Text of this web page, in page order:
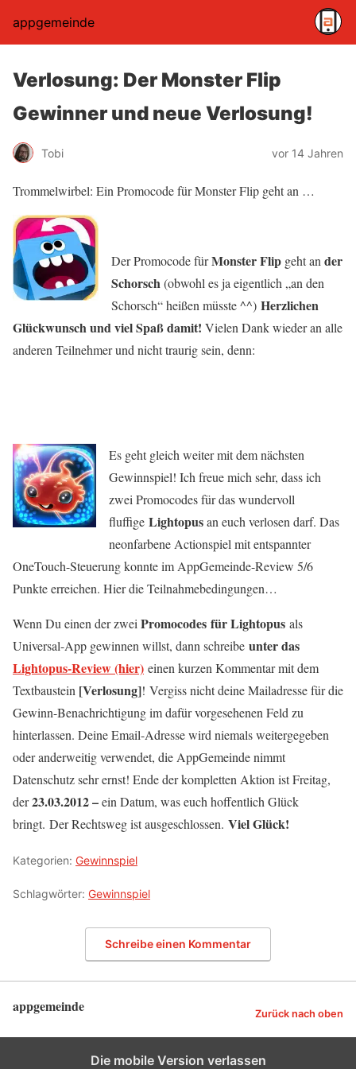
appgemeinde
Verlosung: Der Monster Flip
Gewinner und neue Verlosung!
Tobi vor 14 Jahren
Trommelwirbel: Ein Promocode für Monster Flip geht an …
Der Promocode fürMonster Flip geht an der
Schorsch(obwohl es ja eigentlich „an den
Schorsch“ heißen müsste ^^) Herzlichen
Glückwunsch und viel Spaß damit! Vielen Dank wieder an alle
anderen Teilnehmer und nicht traurig sein, denn:
Es geht gleich weiter mit dem nächsten
Gewinnspiel! Ich freue mich sehr, dass ich
zwei Promocodes für das wundervoll
fluffige Lightopusan euch verlosen darf. Das
neonfarbene Actionspiel mit entspannter
OneTouch-Steuerung konnte im AppGemeinde-Review 5/6
Punkte erreichen. Hier die Teilnahmebedingungen…
Wenn Du einen der zwei Promocodes für Lightopus als
Universal-App gewinnen willst, dann schreibe unter das
Lightopus-Review (hier) einen kurzen Kommentar mit dem
Textbaustein [Verlosung]! Vergiss nicht deine Mailadresse für die
Gewinn-Benachrichtigung im dafür vorgesehenen Feld zu
hinterlassen. Deine Email-Adresse wird niemals weitergegeben
oder anderweitig verwendet, die AppGemeinde nimmt
Datenschutz sehr ernst! Ende der kompletten Aktion ist Freitag,
der23.03.2012 –ein Datum, was euch hoffentlich Glück
bringt. Der Rechtsweg ist ausgeschlossen. Viel Glück!
Kategorien: Gewinnspiel
Schlagwörter: Gewinnspiel
Schreibe einen Kommentar
appgemeinde Zurück nach oben
Die mobile Version verlassen